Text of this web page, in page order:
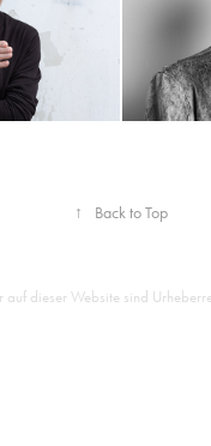
↑ Back to Top
dieser Website sind